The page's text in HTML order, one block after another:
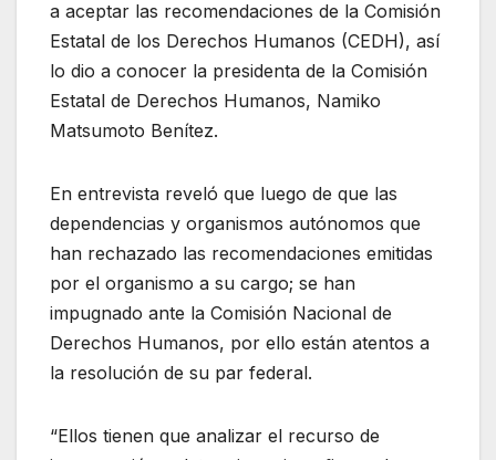
a aceptar las recomendaciones de la Comisión
Estatal de los Derechos Humanos (CEDH), así
lo dio a conocer la presidenta de la Comisión
Estatal de Derechos Humanos, Namiko
Matsumoto Benítez.
En entrevista reveló que luego de que las
dependencias y organismos autónomos que
han rechazado las recomendaciones emitidas
por el organismo a su cargo; se han
impugnado ante la Comisión Nacional de
Derechos Humanos, por ello están atentos a
la resolución de su par federal.
“Ellos tienen que analizar el recurso de